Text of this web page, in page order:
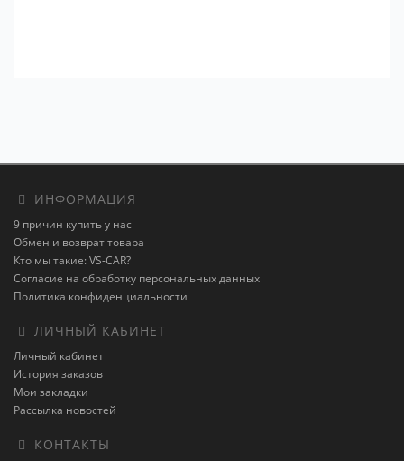
ИНФОРМАЦИЯ
9 причин купить у нас
Обмен и возврат товара
Кто мы такие: VS-CAR?
Согласие на обработку персональных данных
Политика конфиденциальности
ЛИЧНЫЙ КАБИНЕТ
Личный кабинет
История заказов
Мои закладки
Рассылка новостей
КОНТАКТЫ